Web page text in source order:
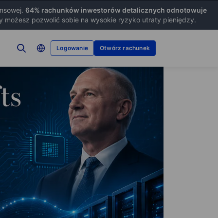
64% rachunków inwestorów detalicznych odnotowuje
możesz pozwolić sobie na wysokie ryzyko utraty pieniędzy.
Logowanie Otwórz rachunek